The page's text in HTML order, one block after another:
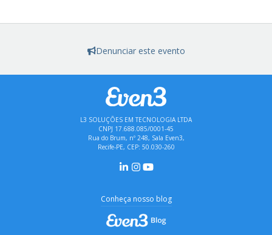
Denunciar este evento
L3 SOLUÇÕES EM TECNOLOGIA LTDA
CNPJ 17.688.085/0001-45
Rua do Brum, nº 248, Sala Even3,
Recife-PE, CEP: 50.030-260
Conheça nosso blog